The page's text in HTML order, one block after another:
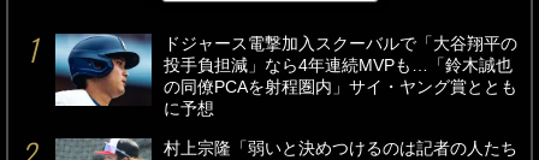
ドジャース電撃加入スクーバルで「大谷翔平の
投手負担減」なら4年連続MVPも…「鈴木誠也
の同僚PCAを射程圏内」サイ・ヤング賞ととも
に予想
村上宗隆「弱いと決めつけるのは記者の人たち